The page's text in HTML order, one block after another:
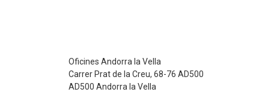
Oficines Andorra la Vella
Carrer Prat de la Creu, 68-76 AD500
AD500 Andorra la Vella